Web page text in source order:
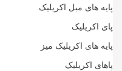
پایه های مبل اکریلیک
پای اکریلیک
پایه های اکریلیک میز
پاهای اکریلیک